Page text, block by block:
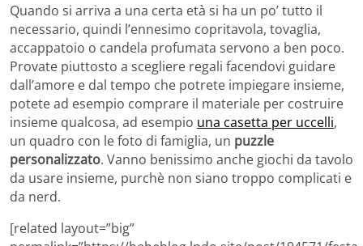
Quando si arriva a una certa età si ha un po’ tutto il
necessario, quindi l’ennesimo copritavola, tovaglia,
accappatoio o candela profumata servono a ben poco.
Provate piuttosto a scegliere regali facendovi guidare
dall’amore e dal tempo che potrete impiegare insieme,
potete ad esempio comprare il materiale per costruire
insieme qualcosa, ad esempio una casetta per uccelli,
un quadro con le foto di famiglia, un puzzle
personalizzato. Vanno benissimo anche giochi da tavolo
da usare insieme, purchè non siano troppo complicati e
da nerd.
[related layout=”big”